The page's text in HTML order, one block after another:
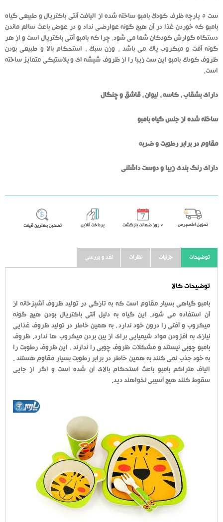
رای
دهنده
ست 5 پارچه ظرف کودک بامبو ساخته شده از الیافت آنتی باکتریال و طبیعی گیاه
بامبو که خوردن غذا در آن هیچ گونه عوارضی نداد و در عوض باعث سالم ماندن
دستگاه گوارش کودکان شما می شود. چرا که بامبو آنتی باکتریال است و از هر
گونه آفت و میکروب پاک می باشد . وزن سبک ، استحکام بالا و طبیعی بودن
ظروف کودک بامبو این ست زیبا را از ظروف شیشه ای و پلاستیکی متمایز ساخته
است.
دارای بشقاب ، کاسه ، لیوان ، قاشق و چنگال
ساخته شده از جنس گیاه بامبو
مقاوم در برابر رطوبت و ضربه
دارای رنگ بندی زیبا و دوست داشتنی
تحویل اکسپرس ٧ روز ضمانت بازگشت پرداخت آنلاین تضمین بهترین قیمت
توضیحات جزئیات نظرات نقد و بررسی
توضیحات کالا
بامبو گیاهی بسیار مقاوم است که به تازگی در تولید ظروف آشپزخانه از
آن استفاده می شود. این گیاه به دلیل آنتی باکتریال بودن هیچ گونه
میکروب و آفتی را درون خود ندارد ، به همین خاطر در تولید ظروف غذایی
نیازی به افزودن مواد شیمیایی برای از بین بردن میکروب ها ندارد. ظروف
بامبو چوبی نیستند و مشکلات ظروف چوبی را ندارند ، این ظروف رطوبت را
به خود جذب نمی کنند به همین خاطر در برابر رطوبت بسیار مقاوم هستند .
الیاف متراکم بامبو باعث استحکام بالای آن شده است و اگر از جایی
سقوط کنند هیچ آسیبی نخواهند دید.